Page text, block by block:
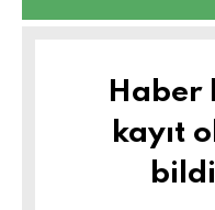
Haber
kayıt